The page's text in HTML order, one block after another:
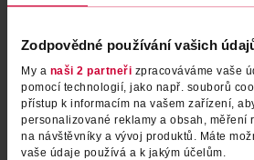
Zodpovědné používání vašich
My a naši 2 partneři zpracováváme vaše
pomocí technologií, jako např. souborů
přístup k informacím na vašem zařízení,
personalizované reklamy a obsah, měření
na návštěvníky a vývoj produktů. Máte
vaše údaje používá a k jakým účelům.
Kapsle pro vlasy Hair guard,
doplněk stravy
Tomas Arsov 90 ks
1 499 Kč
Venira